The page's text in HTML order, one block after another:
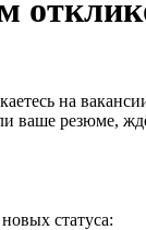
на
ваше резюме,
статуса: